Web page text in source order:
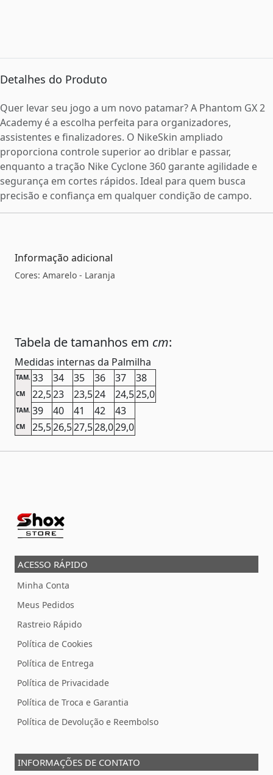
Detalhes do Produto
Quer levar seu jogo a um novo patamar? A Phantom GX 2
Academy é a escolha perfeita para organizadores,
assistentes e finalizadores. O NikeSkin ampliado
proporciona controle superior ao driblar e passar,
enquanto a tração Nike Cyclone 360 garante agilidade e
segurança em cortes rápidos. Ideal para quem busca
precisão e confiança em qualquer condição de campo.
Informação adicional
Cores: Amarelo - Laranja
Tabela de tamanhos em cm:
Medidas internas da Palmilha
TAM. 33 34 35 36 37 38
CM 22,523 23,524 24,525,0
TAM. 39 40 41 42 43
CM 25,526,527,528,029,0
ACESSO RÁPIDO
Minha Conta
Meus Pedidos
Rastreio Rápido
Política de Cookies
Política de Entrega
Política de Privacidade
Política de Troca e Garantia
Política de Devolução e Reembolso
INFORMAÇÕES DE CONTATO